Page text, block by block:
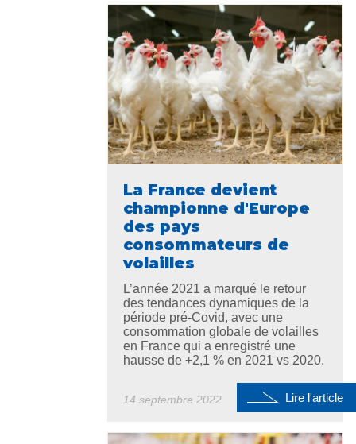
La France devient
championne d'Europe
des pays
consommateurs de
volailles
L’année 2021 a marqué le retour
des tendances dynamiques de la
période pré-Covid, avec une
consommation globale de volailles
en France qui a enregistré une
hausse de +2,1 % en 2021 vs 2020.
14 septembre 2022 Lire l'article